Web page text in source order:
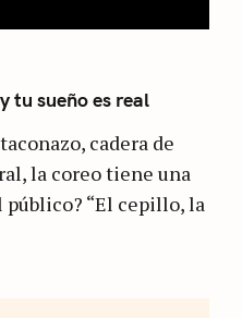
tu sueño es real
cadera de
la coreo tiene una
“El cepillo, la